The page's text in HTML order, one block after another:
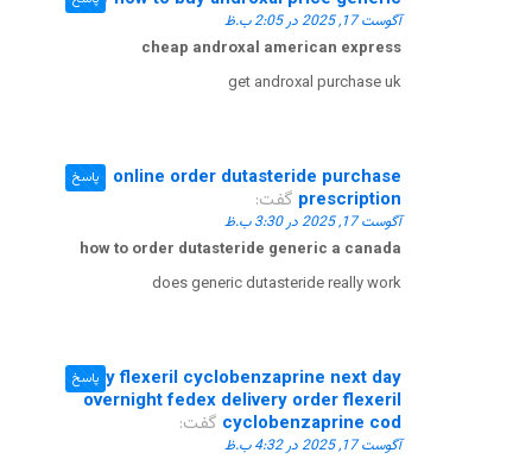
آگوست 17, 2025 در 2:05 ب.ظ
cheap androxal american express
get androxal purchase uk
online order dutasteride purchase
prescription گفت:
آگوست 17, 2025 در 3:30 ب.ظ
how to order dutasteride generic a canada
does generic dutasteride really work
پاسخ
Buy flexeril cyclobenzaprine next day
overnight fedex delivery order flexeril
cyclobenzaprine cod گفت:
آگوست 17, 2025 در 4:32 ب.ظ
پاسخ